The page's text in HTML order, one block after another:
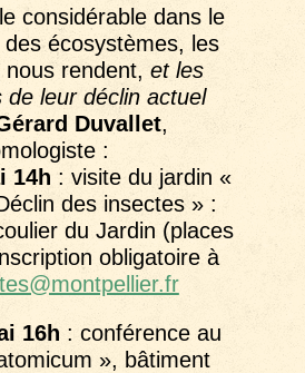
considérable dans le
écosystèmes, les
nous rendent, et les
de leur déclin actuel
Duvallet,
:
14h : visite du jardin «
des insectes » :
du Jardin (places
obligatoire à
16h : conférence au
», bâtiment